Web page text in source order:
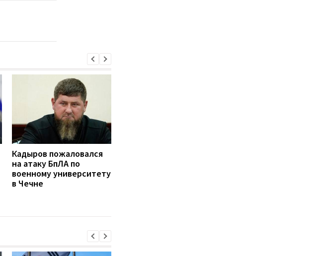
Кадыров пожаловался
на атаку БпЛА по
военному университету
в Чечне